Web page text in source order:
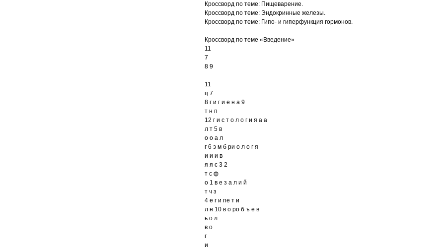
Кроссворд по теме: Пищеварение.
Кроссворд по теме: Эндокринные железы.
Кроссворд по теме: Гипо- и гиперфункция гормонов.
Кроссворд по теме «Введение»
11
7
8 9
11
ц 7
8 г и г и е н а 9
т н п
12 г и с т о л о г и я а а
л т 5 в
о о а л
г 6 э м б ри о л о г я
и и и в
я я с 3 2
т с ф
о 1 в е з а л и й
т ч з
4 е г и пе т и
л н 10 в о ро б ъ е в
ь о л
в о
г
и